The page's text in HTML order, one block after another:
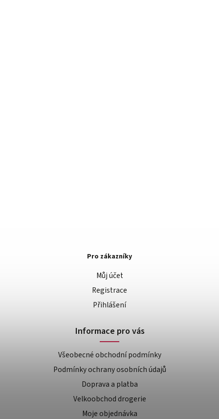
Pro zákazníky
Můj účet
Registrace
Přihlášení
Informace pro vás
Všeobecné obchodní podmínky
Podmínky ochrany osobních údajů
Doprava a platba
Velkoobchod drogerie
Moje objednávka